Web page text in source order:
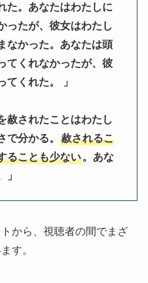
た。あなたはわたしに
ったが、彼女はわたし
なかった。あなたは頭
てくれなかったが、彼
てくれた。 」
赦されたことはわたし
で分かる。 赦されるこ
ることも少ない。あな
から、視聴者の間でまざ
す。